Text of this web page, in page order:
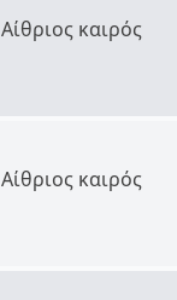
Αίθριος καιρός
Αίθριος καιρός